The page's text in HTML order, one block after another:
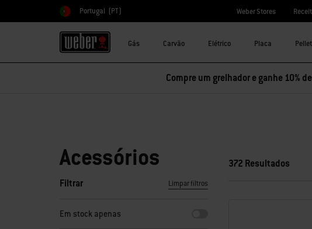
Escolher país
Portugal (PT) Weber Stores
Gás Carvão Elétrico Placa Pellet
Compre um grelhador e ganhe 10%
Acessórios
Filtrar
Ao selecionar qualquer um dos filtros, a página será atualizada com novos
Limpar filtros
Em stock apenas
372 Resultados